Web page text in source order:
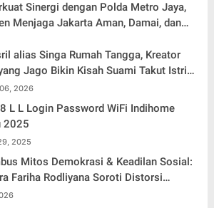
Sinergi dengan Polda Metro Jaya,
Menjaga Jakarta Aman, Damai, dan
ke-81 Republik Indonesia
alias Singa Rumah Tangga, Kreator
Jago Bikin Kisah Suami Takut Istri
2026
L L Login Password WiFi Indihome
2025
2025
Mitos Demokrasi & Keadilan Sosial:
Fariha Rodliyana Soroti Distorsi
Publik dan Aksi Main Hakim Sendiri